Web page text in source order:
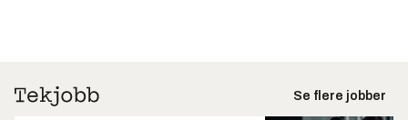
Se flere jobber